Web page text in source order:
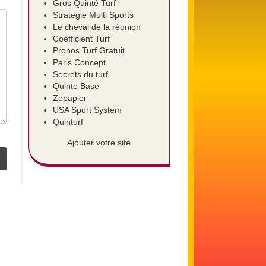
Gros Quinté Turf
Strategie Multi Sports
Le cheval de la réunion
Coefficient Turf
Pronos Turf Gratuit
Paris Concept
Secrets du turf
Quinte Base
Zepapier
USA Sport System
Quinturf
Ajouter votre site